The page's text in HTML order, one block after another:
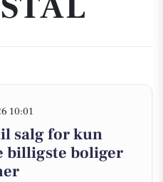
10:01
salg for kun
billigste boliger